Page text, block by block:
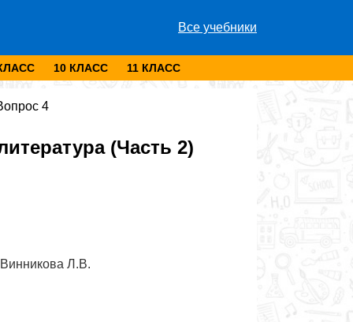
Все учебники
10 КЛАСС 11 КЛАСС
4
(Часть 2)
Л.В.